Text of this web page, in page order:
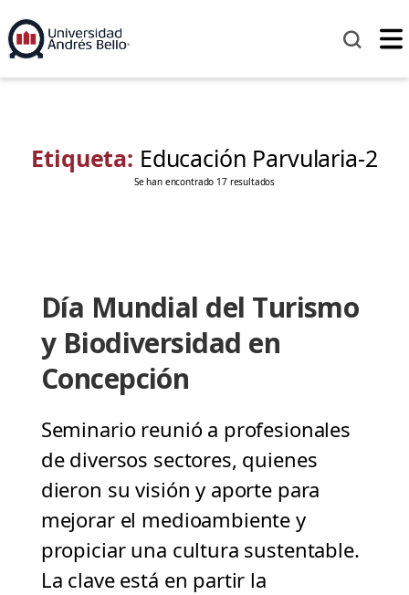
Etiqueta: Educación Parvularia-2
Se han encontrado 17 resultados
Día Mundial del Turismo
y Biodiversidad en
Concepción
Seminario reunió a profesionales
de diversos sectores, quienes
dieron su visión y aporte para
mejorar el medioambiente y
propiciar una cultura sustentable.
La clave está en partir la